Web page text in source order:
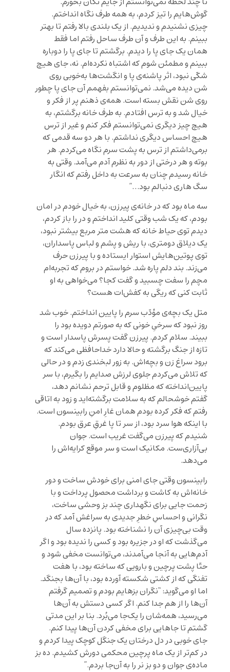
گوش‌هایم را تیز کردم، به همه طرف نگاه انداختم.
چیزی نشنیدم و ندیدیم. از یک بلندی بالا رفتم تا بهتر
ببینم. به این طرف و آن طرف ساحل رفتم اما فقط
همان یک جای پا را دیدم. برگشتم تا جای پا را دوباره
ببینم و مطمئن شوم که اشتباه نکرده‌ام. نه، جای هیچ
شکّی نبود، اثر پاشنه‌ی پا و انگشت‌ها به‌خوبی روی
شن دیده می‌شد. نمی‌توانستم بفهمم آن جای پا چطور
روی شن نقش بسته است. همه‌ی ذهنم پر از فکر و
خیال شد و به ترس افتادم. به طرف خانه برگشتم، به
هیچ چیز دیگری نمی‌توانستم فکر کنم و غیر از ترس
هیچ احساس دیگری نداشتم. با هر دو سه قدمی که
برمی‌داشتم از ترس به پشت سرم نگاه می‌کردم. هر
بوته و هر درختی از دور به نظرم آدم می‌آمد. وقتی به
خانه رسیدم چنان به سرعت به داخل رفتم که انگار
سگ هاری دنبالم بود…”
سه ماه بود که در خانه‌ی پیرزن، به خیال خودم در امان
بودم، که یک شب وقتی کلید انداختم و در را باز کردم،
دیدم توی حیاط خانه که هشت متر مربع بیشتر نبود،
یک دیلاق دومتری، با ریش و پشم و لباس پاسداران،
توی پوتین‌هایش استوار ایستاده و با پیرزن حرف
می‌زند. بند دلم پاره شد. خواستم در بروم که تجربه‌ام
مچم را سفت چسبید و گفت کجا؟ می‌خواهی به او
ثابت کنی که ریگی به کفش‌ات هست؟
متل یک بچه‌ی مؤدّب سرم را پایین انداختم. خوب شد
روز نبود که سرخیِ خونی که به صورتم دویده بود را
ببیند. سلام کردم. پیرزن گفت پسرش پاسدار است و
تازه از جنگ برگشته و حالا دارد خداحافظی می‌کند که
برود سراغ زن و بچه‌اش. به زور لبخندی زدم و در حالی
که تلاش می‌کردم جلوی لرزش صدایم را بگیرم، با سر
پایین‌انداخته که مظلوم و قابل ترحم نشانم دهد،
گفتم خوشحالم که به سلامت برگشته‌اید و زود به اتاقی
رفتم که فکر کرده بودم همان غارِ امنِ رابینسون است.
با اینکه هوا سرد بود، از سر تا پا غرقِ عرق بودم.
شنیدم که پیرزن می‌گفت غریب است. جوان
بی‌آزاری‌ست. مکانیک است و سر موقع کرایه‌اش را
می‌دهد.
رابینسون وقتی جای امنی برای خودش ساخت و دور
خانه‌اش به کاشت و برداشت محصول پرداخت و با
زحمت جایی برای نگهداری چند بز وحشی ساخت،
نگرانی و احساسِ خطرِ جدیدی به سراغش آمد که در
وقت بی‌چیزی آن را نشناخته بود. پانزده سال
می‌گذشت که او در جزیره بود و کسی را ندیده بود و اگر
آدم‌هایی به آنجا می‌آمدند، می‌توانست مخفی شود و
حتّا پشت پرچین و بارویی که ساخته بود، با هفت
تفنگی که از کشتی شکسته آورده بود، با آن‌ها بجنگد.
اما او می‌گوید:“نگران بزهایم بودم و تصمیم گرفتم
آن‌ها را از هم جدا کنم. اگر کسی دستش به آن‌ها
می‌رسید، همه‌شان را یک‌جا می‌بُرد. بنا بر این مدتی
گشتم تا جاهایی برای مخفی کردن آن‌ها پیدا کنم.
جای خوبی در دل درختان یک جنگل کوچک پیدا کردم و
در کم‌تر از یک ماه پرچین محکمی دورش کشیدم. ده بز
ماده‌ی جوان و دو بز نر را به آن‌جا بردم.”